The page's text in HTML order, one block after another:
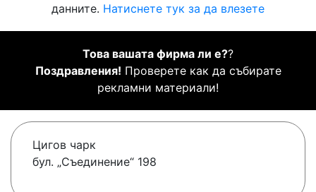
данните. Натиснете тук за да влезете
Това вашата фирма ли е??
Поздравления! Проверете как да събирате
рекламни материали!
Цигов чарк
бул. „Съединение“ 198